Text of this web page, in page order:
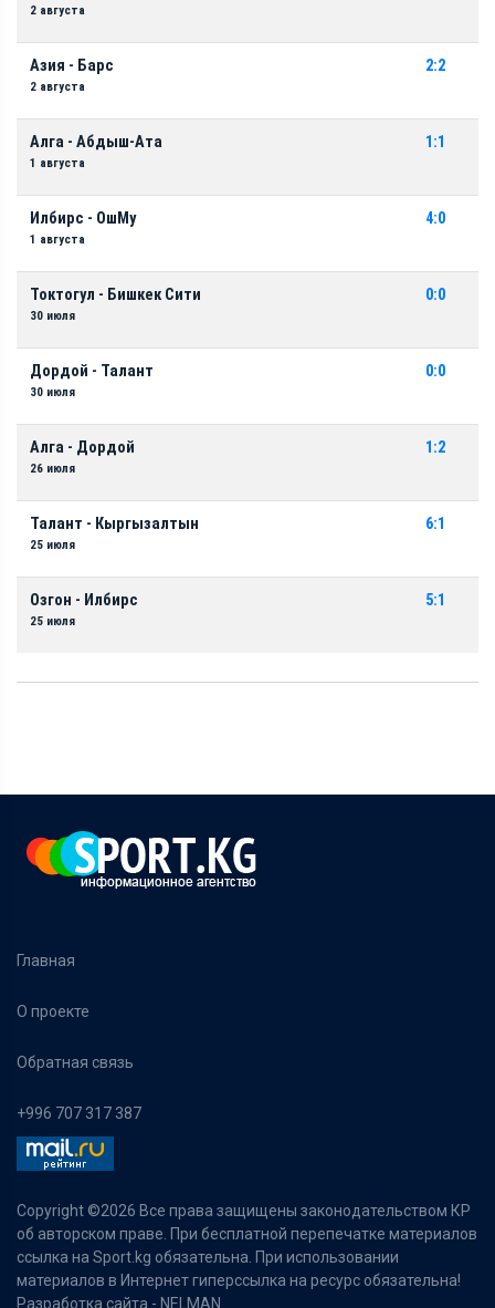
2 августа
Азия - Барс
2 августа
2:2
Алга - Абдыш-Ата
1 августа
1:1
Илбирс - ОшМу
1 августа
4:0
Токтогул - Бишкек Сити
30 июля
0:0
Дордой - Талант
30 июля
0:0
Алга - Дордой
26 июля
1:2
Талант - Кыргызалтын
25 июля
6:1
Озгон - Илбирс
25 июля
5:1
Главная
О проекте
Обратная связь
+996 707 317 387
Copyright ©2026 Все права защищены законодательством КР
об авторском праве. При бесплатной перепечатке материалов
ссылка на Sport.kg обязательна. При использовании
материалов в Интернет гиперссылка на ресурс обязательна!
Разработка сайта - NELMAN